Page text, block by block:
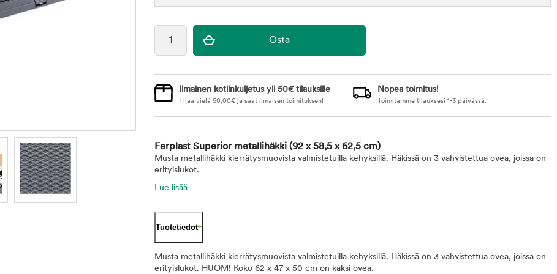
Ilmainen kotiinkuljetus yli 50€ tilauksille
Tilaa vielä 50,00€ ja saat ilmaisen toimituksen!
Nopea toimitus!
Toimitamme tilauksesi 1-3 päivässä.
Ferplast Superior metallihäkki (92 x 58,5 x 62,5 cm)
Musta metallihäkki kierrätysmuovista valmistetuilla kehyksillä. Häkissä on 3 vahvistettua ovea, joissa on
erityislukot.
Lue lisää
Tuotetiedot
Musta metallihäkki kierrätysmuovista valmistetuilla kehyksillä. Häkissä on 3 vahvistettua ovea, joissa on
erityislukot. HUOM! Koko 62 x 47 x 50 cm on kaksi ovea.